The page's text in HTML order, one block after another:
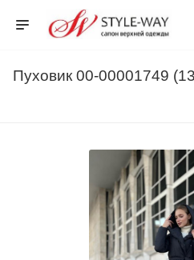
Пуховик 00-00001749